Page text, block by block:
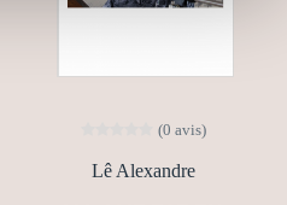
(0 avis)
Lê Alexandre